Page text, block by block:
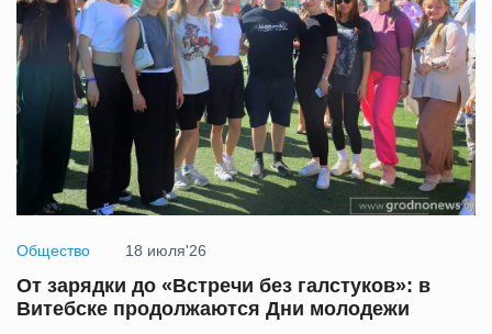
Общество 18 июля'26
От зарядки до «Встречи без галстуков»: в
Витебске продолжаются Дни молодежи